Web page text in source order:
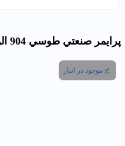
پرايمر صنعتي طوسي 904 الوان كوارت
موجود در انبار